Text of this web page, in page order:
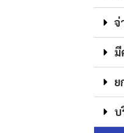
จ่
มี
ย
บ